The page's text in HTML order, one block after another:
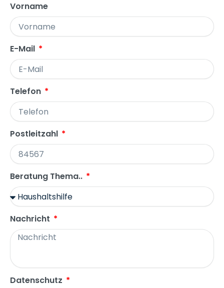
Vorname
E-Mail
Telefon
Postleitzahl
Beratung Thema..
Nachricht
Datenschutz